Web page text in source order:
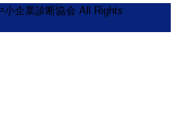
企業診断協会 All Rights